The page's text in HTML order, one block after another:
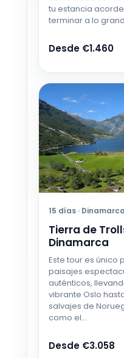
tu estancia
terminar a lo
Desde €1.460
15 días · Dinamarca
Tierra de
Dinamarca
Este tour es único
paisajes
auténticos,
vibrante Oslo
salvajes de
como el…
Desde €3.058